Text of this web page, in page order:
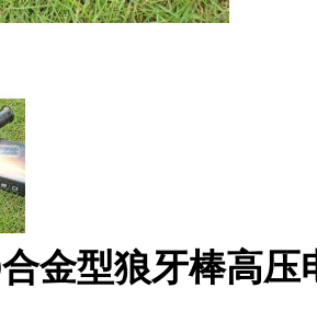
金型狼牙棒高压